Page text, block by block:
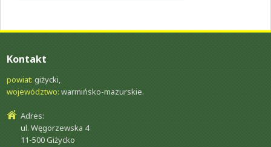
OBWÓD DOROGOWY
Kontakt
powiat: giżycki,
województwo: warmińsko-mazurskie.
Adres:
ul. Węgorzewska 4
11-500 Giżycko